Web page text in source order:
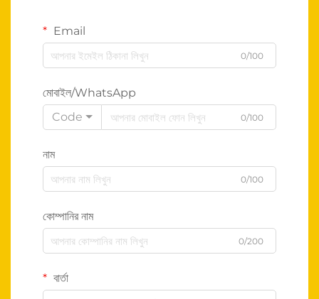
Email
0/100
মোবাইল/WhatsApp
Code
0/100
নাম
0/100
কোম্পানির নাম
0/200
বার্তা